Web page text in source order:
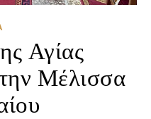
Αγίας
Μέλισσα